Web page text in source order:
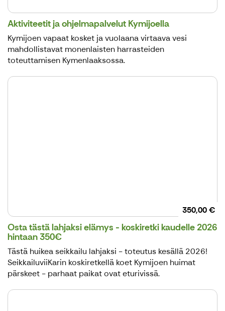
Aktiviteetit ja ohjelmapalvelut Kymijoella
Kymijoen vapaat kosket ja vuolaana virtaava vesi
mahdollistavat monenlaisten harrasteiden
toteuttamisen Kymenlaaksossa.
350,00 €
Osta tästä lahjaksi elämys - koskiretki kaudelle 2026
hintaan 350€
Tästä huikea seikkailu lahjaksi - toteutus kesällä 2026!
SeikkailuviiKarin koskiretkellä koet Kymijoen huimat
pärskeet - parhaat paikat ovat eturivissä.